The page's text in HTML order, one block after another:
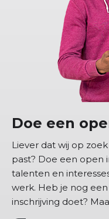
Doe een
Liever dat wij op
past? Doe een open
talenten en
werk. Heb je nog
inschrijving doet?